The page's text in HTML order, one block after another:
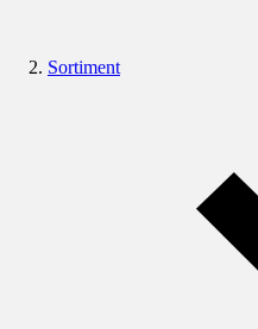
Sortiment